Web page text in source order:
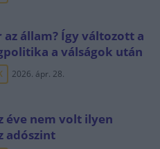
az állam? Így változott a
a válságok után
2026. ápr. 28.
éve nem volt ilyen
adószint